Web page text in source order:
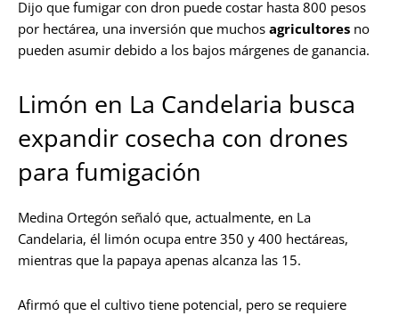
Dijo que fumigar con dron puede costar hasta 800 pesos
por hectárea, una inversión que muchos agricultores no
pueden asumir debido a los bajos márgenes de ganancia.
Limón en La Candelaria busca
expandir cosecha con drones
para fumigación
Medina Ortegón señaló que, actualmente, en La
Candelaria, él limón ocupa entre 350 y 400 hectáreas,
mientras que la papaya apenas alcanza las 15.
Afirmó que el cultivo tiene potencial, pero se requiere